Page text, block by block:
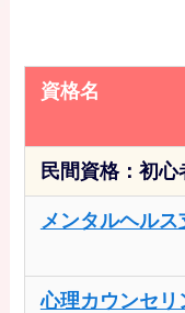
資格名
民間資格：初心
メンタルヘルス
心理カウンセリ